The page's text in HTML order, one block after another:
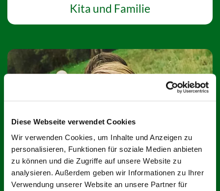
Diese Webseite verwendet Cookies
Wir verwenden Cookies, um Inhalte und Anzeigen zu
personalisieren, Funktionen für soziale Medien anbieten
zu können und die Zugriffe auf unsere Website zu
analysieren. Außerdem geben wir Informationen zu Ihrer
Verwendung unserer Website an unsere Partner für
Kita und Familie
© Anna Samoylova/unsplash
Kinder und Jugend